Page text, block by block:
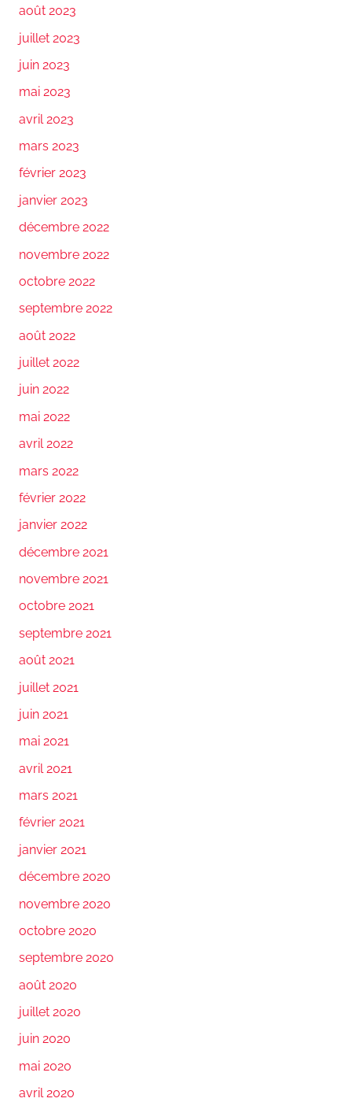
août 2023
juillet 2023
juin 2023
mai 2023
avril 2023
mars 2023
février 2023
janvier 2023
décembre 2022
novembre 2022
octobre 2022
septembre 2022
août 2022
juillet 2022
juin 2022
mai 2022
avril 2022
mars 2022
février 2022
janvier 2022
décembre 2021
novembre 2021
octobre 2021
septembre 2021
août 2021
juillet 2021
juin 2021
mai 2021
avril 2021
mars 2021
février 2021
janvier 2021
décembre 2020
novembre 2020
octobre 2020
septembre 2020
août 2020
juillet 2020
juin 2020
mai 2020
avril 2020